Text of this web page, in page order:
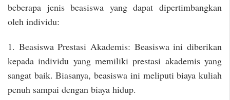
beberapa jenis beasiswa yang dapat dipertimbangkan
oleh individu:
1. Beasiswa Prestasi Akademis: Beasiswa ini diberikan
kepada individu yang memiliki prestasi akademis yang
sangat baik. Biasanya, beasiswa ini meliputi biaya kuliah
penuh sampai dengan biaya hidup.